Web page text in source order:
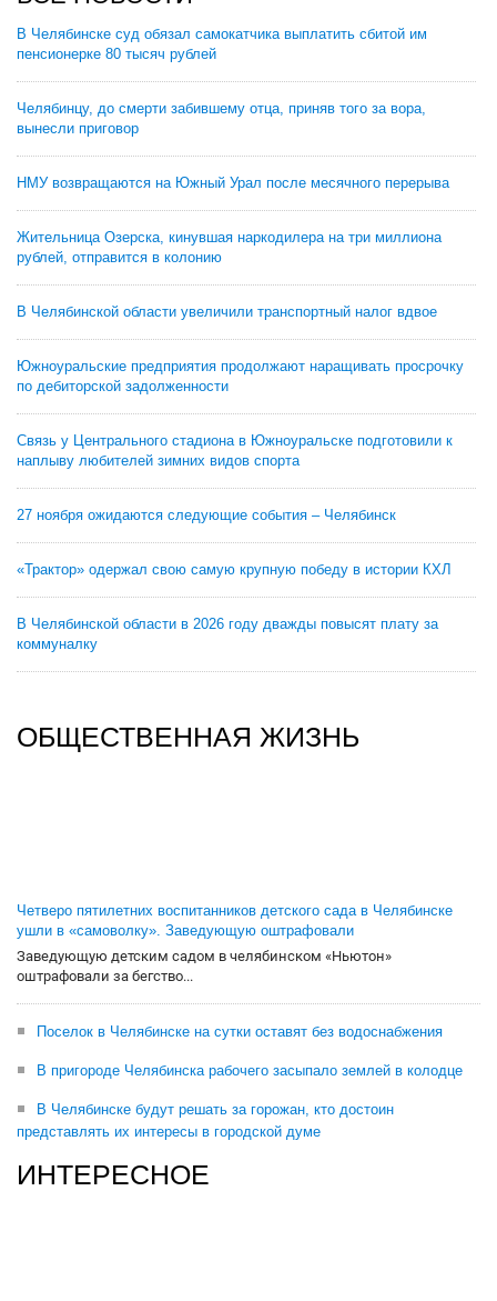
В Челябинске суд обязал самокатчика выплатить сбитой им
пенсионерке 80 тысяч рублей
Челябинцу, до смерти забившему отца, приняв того за вора,
вынесли приговор
НМУ возвращаются на Южный Урал после месячного перерыва
Жительница Озерска, кинувшая наркодилера на три миллиона
рублей, отправится в колонию
В Челябинской области увеличили транспортный налог вдвое
Южноуральские предприятия продолжают наращивать просрочку
по дебиторской задолженности
Связь у Центрального стадиона в Южноуральске подготовили к
наплыву любителей зимних видов спорта
27 ноября ожидаются следующие события – Челябинск
«Трактор» одержал свою самую крупную победу в истории КХЛ
В Челябинской области в 2026 году дважды повысят плату за
коммуналку
ОБЩЕСТВЕННАЯ ЖИЗНЬ
Четверо пятилетних воспитанников детского сада в Челябинске
ушли в «самоволку». Заведующую оштрафовали
Заведующую детским садом в челябинском «Ньютон»
оштрафовали за бегство...
Поселок в Челябинске на сутки оставят без водоснабжения
В пригороде Челябинска рабочего засыпало землей в колодце
В Челябинске будут решать за горожан, кто достоин
представлять их интересы в городской думе
ИНТЕРЕСНОЕ